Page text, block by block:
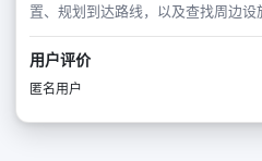
置、规划到达路线，以及查找周边设
用户评价
匿名用户